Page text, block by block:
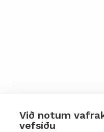
Við notum
vefsíðu